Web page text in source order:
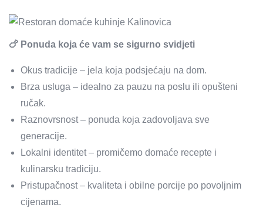
🍗 Ponuda koja će vam se sigurno svidjeti
Okus tradicije – jela koja podsjećaju na dom.
Brza usluga – idealno za pauzu na poslu ili opušteni
ručak.
Raznovrsnost – ponuda koja zadovoljava sve
generacije.
Lokalni identitet – promičemo domaće recepte i
kulinarsku tradiciju.
Pristupačnost – kvaliteta i obilne porcije po povoljnim
cijenama.